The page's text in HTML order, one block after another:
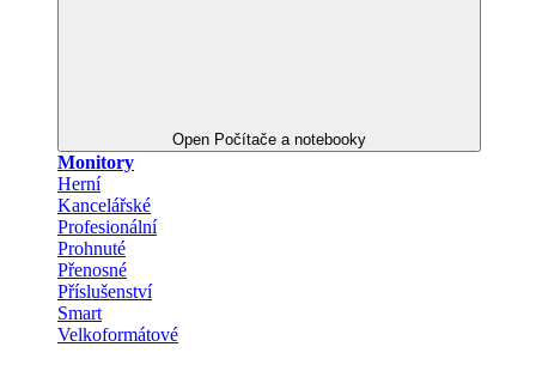
Open Počítače a notebooky
Monitory
Herní
Kancelářské
Profesionální
Prohnuté
Přenosné
Příslušenství
Smart
Velkoformátové